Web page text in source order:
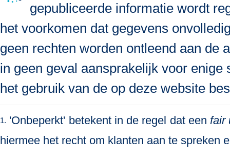
gepubliceerde informatie wordt
het voorkomen dat gegevens
geen rechten worden ontleend aan de
in geen geval aansprakelijk voor
het gebruik van de op deze website
1. 'Onbeperkt' betekent in de regel dat een fair
hiermee het recht om klanten aan te spreken